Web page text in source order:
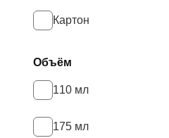
Картон
Объём
110 мл
175 мл